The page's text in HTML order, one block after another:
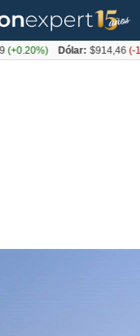
Dólar: $914,46(-1.13%)